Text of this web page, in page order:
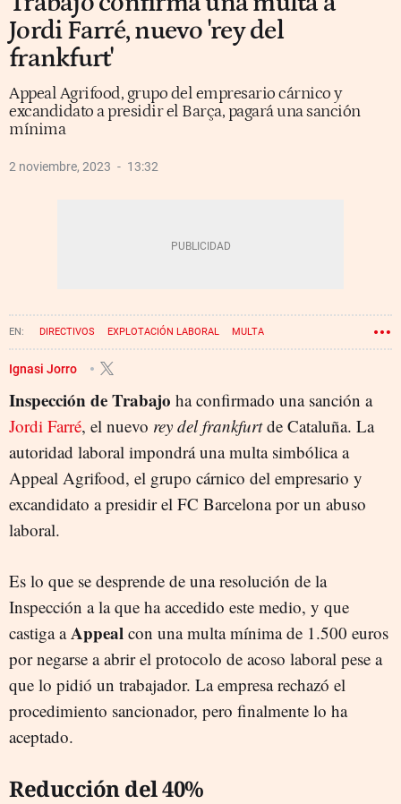
Jordi Farré, nuevo 'rey del
frankfurt'
Appeal Agrifood, grupo del empresario cárnico y
excandidato a presidir el Barça, pagará una sanción
mínima
2 noviembre, 2023 13:32
DIRECTIVOS EXPLOTACIÓN LABORAL MULTA
Ignasi Jorro
Inspección de Trabajo ha confirmado una sanción a
Jordi Farré, el nuevo rey del frankfurtde Cataluña. La
autoridad laboral impondrá una multa simbólica a
Appeal Agrifood, el grupo cárnico del empresario y
excandidato a presidir el FC Barcelona por un abuso
laboral.
Es lo que se desprende de una resolución de la
Inspección a la que ha accedido este medio, y que
castiga aAppeal con una multa mínima de 1.500 euros
por negarse a abrir el protocolo de acoso laboral pese a
que lo pidió un trabajador. La empresa rechazó el
procedimiento sancionador, pero finalmente lo ha
aceptado.
Reducción del 40%